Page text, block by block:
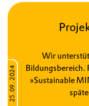
25.09. 2024
Wir
Bildungsbereich.
»Sustainable